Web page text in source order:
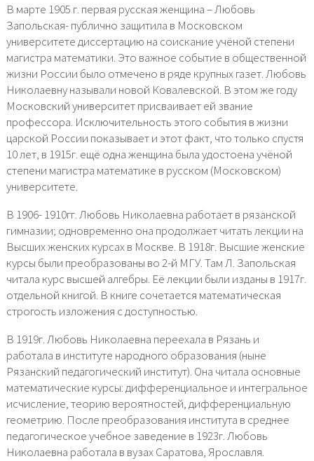
В марте 1905 г. первая русская женщина – Любовь
Запольская- публично защитила в Московском
университете диссертацию на соискание учёной степени
магистра математики. Это важное событие в общественной
жизни России было отмечено в ряде крупных газет. Любовь
Николаевну называли новой Ковалевской. В этом же году
Московский университет присваивает ей звание
профессора. Исключительность этого события в жизни
царской России показывает и этот факт, что только спустя
10 лет, в 1915г. ещё одна женщина была удостоена учёной
степени магистра математике в русском (Московском)
университете.
В 1906- 1910гг. Любовь Николаевна работает в рязанской
гимназии; одновременно она продолжает читать лекции на
Высших женских курсах в Москве. В 1918г. Высшие женские
курсы были преобразованы во 2-й МГУ. Там Л. Запольская
читала курс высшей алгебры. Её лекции были изданы в 1917г.
отдельной книгой. В книге сочетается математическая
строгость изложения с доступностью.
В 1919г. Любовь Николаевна переехала в Рязань и
работала в институте народного образования (ныне
Рязанский педагогический институт). Она читала основные
математические курсы: дифференциальное и интегральное
исчисление, теорию вероятностей, дифференциальную
геометрию. После преобразования института в среднее
педагогическое учебное заведение в 1923г. Любовь
Николаевна работала в вузах Саратова, Ярославля.